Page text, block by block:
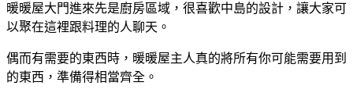
暖暖屋大門進來先是廚房區域，很喜歡中島的設計，讓大家可
以聚在這裡跟料理的人聊天。
偶而有需要的東西時，暖暖屋主人真的將所有你可能需要用到
的東西，準備得相當齊全。